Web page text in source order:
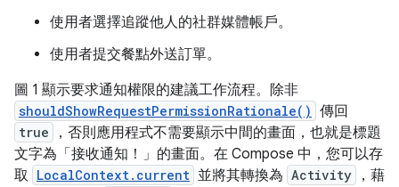
使用者選擇追蹤他人的社群媒體帳戶。
使用者提交餐點外送訂單。
圖 1 顯示要求通知權限的建議工作流程。除非
shouldShowRequestPermissionRationale() 傳回
true
，否則應用程式不需要顯示中間的畫面，也就是標題
文字為「接收通知！」的畫面。在 Compose 中，您可以存
取 LocalContext.current 並將其轉換為 Activity
，藉